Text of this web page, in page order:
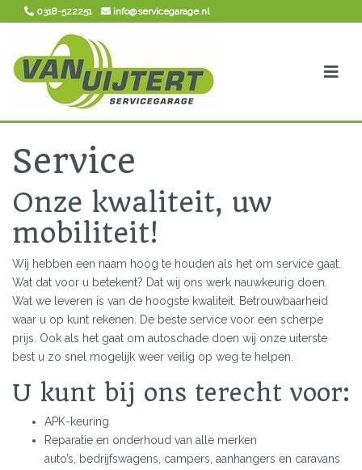
0318-522251 info@servicegarage.nl
Service
Onze kwaliteit, uw
mobiliteit!
Wij hebben een naam hoog te houden als het om service gaat.
Wat dat voor u betekent? Dat wij ons werk nauwkeurig doen.
Wat we leveren is van de hoogste kwaliteit. Betrouwbaarheid
waar u op kunt rekenen. De beste service voor een scherpe
prijs. Ook als het gaat om autoschade doen wij onze uiterste
best u zo snel mogelijk weer veilig op weg te helpen.
U kunt bij ons terecht voor:
APK-keuring
Reparatie en onderhoud van alle merken
auto’s, bedrijfswagens, campers, aanhangers en caravans